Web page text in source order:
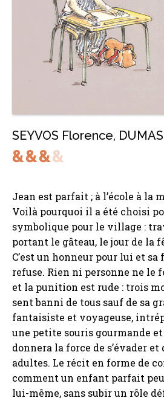
SEYVOS Florence,
Jean est parfait ; à l’école à la
Voilà pourquoi il a été choisi
symbolique pour le village :
portant le gâteau, le jour de la
C’est un honneur pour lui et
refuse. Rien ni personne ne le
et la punition est rude : trois
sent banni de tous sauf de sa
fantaisiste et voyageuse,
une petite souris gourmande
donnera la force de s’évader et
adultes. Le récit en forme de
comment un enfant parfait
lui-même, sans subir un rôle